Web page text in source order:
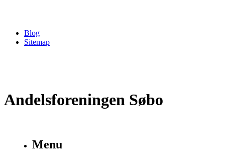
Blog
Sitemap
Andelsforeningen Søbo
Menu